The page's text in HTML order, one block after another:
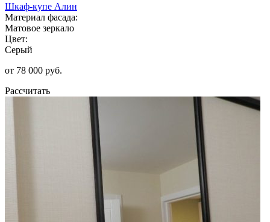
Шкаф-купе Алин
Материал фасада:
Матовое зеркало
Цвет:
Серый
от 78 000 руб.
Рассчитать